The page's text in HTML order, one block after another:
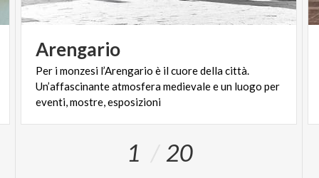
Arengario
Per i monzesi l’Arengario è il cuore della città.
Un’affascinante atmosfera medievale e un luogo per
eventi, mostre, esposizioni
1 20